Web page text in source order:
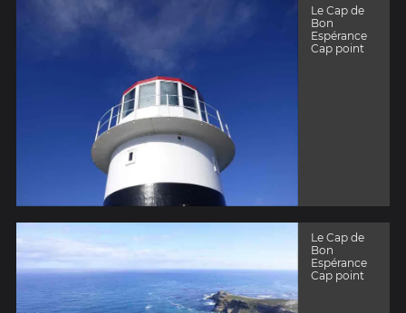
Le Cap de
Bon
Espérance
Cap point
Le Cap de
Bon
Espérance
Cap point